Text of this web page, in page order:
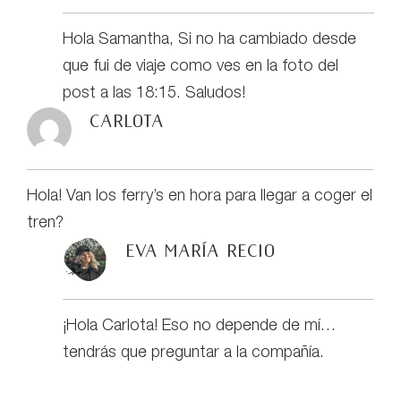
Hola Samantha, Si no ha cambiado desde
que fui de viaje como ves en la foto del
post a las 18:15. Saludos!
Carlota
Hola! Van los ferry’s en hora para llegar a coger el
tren?
Eva María Recio
¡Hola Carlota! Eso no depende de mí…
tendrás que preguntar a la compañía.